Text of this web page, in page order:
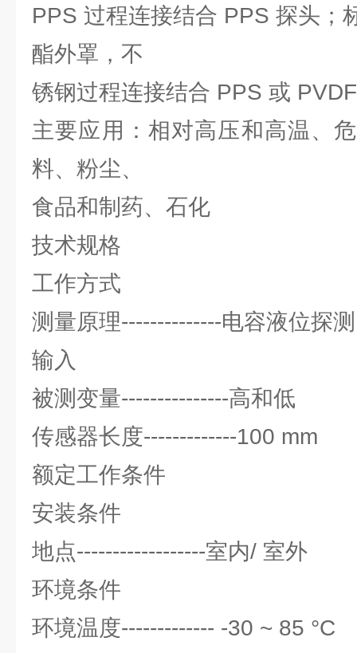
PPS 过程连接结合 PPS 探头；
酯外罩，不
锈钢过程连接结合 PPS 或
主要应用：相对高压和高温、
料、粉尘、
食品和制药、石化
技术规格
工作方式
测量原理--------------电容液位探测
输入
被测变量---------------高和低
传感器长度-------------100 mm
额定工作条件
安装条件
地点------------------室内/ 室外
环境条件
环境温度------------- -30 ~ 85 °C